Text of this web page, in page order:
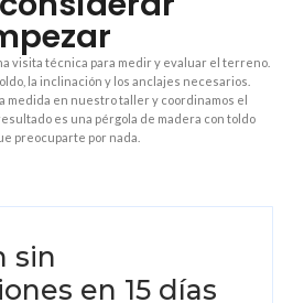
visita técnica para medir y evaluar el terreno.
la inclinación y los anclajes necesarios.
medida en nuestro taller y coordinamos el
es una pérgola de madera con toldo
preocuparte por nada.
sin
en 15 días